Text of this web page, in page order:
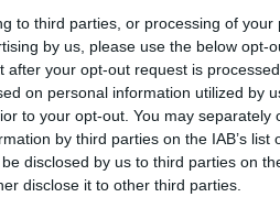
to third parties, or processing of your
by us, please use the below opt-
after your opt-out request is
on personal information utilized by
to your opt-out. You may separately
by third parties on the IAB’s list
disclosed by us to third parties on
disclose it to other third parties.
Premjeras